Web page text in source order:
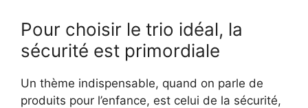
Pour choisir le trio idéal, la
sécurité est primordiale
Un thème indispensable, quand on parle de
produits pour l’enfance, est celui de la sécurité,